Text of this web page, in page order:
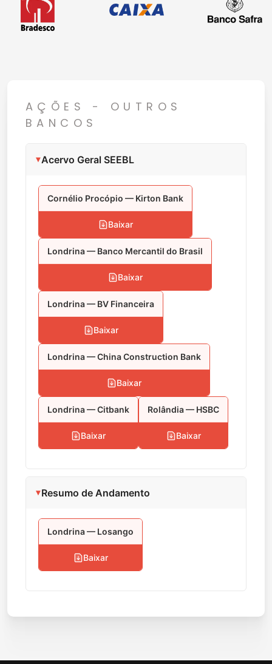
AÇÕES - OUTROS
BANCOS
Acervo Geral SEEBL
Cornélio Procópio — Kirton Bank
Baixar
Londrina — Banco Mercantil do Brasil
Baixar
Londrina — BV Financeira
Baixar
Londrina — China Construction Bank
Baixar
Londrina — Citbank
Baixar
Rolândia — HSBC
Baixar
Resumo de Andamento
Londrina — Losango
Baixar